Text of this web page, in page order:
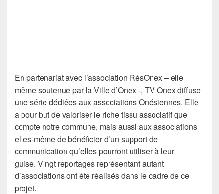
En partenariat avec l’association RésOnex – elle
même soutenue par la Ville d’Onex -, TV Onex diffuse
une série dédiées aux associations Onésiennes. Elle
a pour butde valoriser le riche tissu associatif que
compte notre commune, mais aussi aux associations
elles-même de bénéficier d’un support de
communication qu’elles pourront utiliser à leur
guise. Vingt reportages représentant autant
d’associations ont été réalisés dans le cadre de ce
projet.